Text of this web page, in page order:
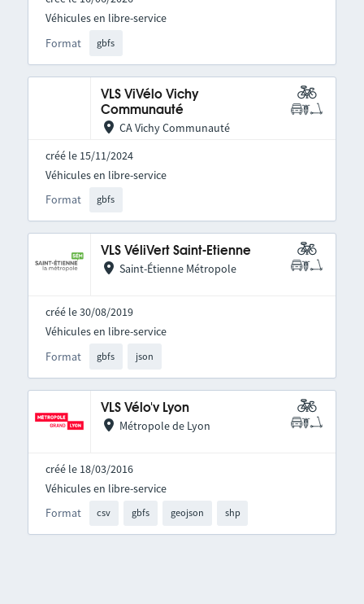
Format gbfs
Véhicules en libre-service
VLS ViVélo Vichy
Communauté
CA Vichy Communauté
créé le 15/11/2024
Format gbfs
Véhicules en libre-service
VLS VéliVert Saint-Etienne
Saint-Étienne Métropole
créé le 30/08/2019
Format gbfs json
Véhicules en libre-service
VLS Vélo'v Lyon
Métropole de Lyon
créé le 18/03/2016
Format csv gbfs geojson shp
Véhicules en libre-service